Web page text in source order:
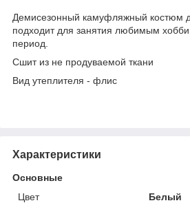
Демисезонный камуфляжный костюм
подходит для занятия любимым
период.
Сшит из не продуваемой ткани
Вид утеплителя - флис
Характеристики
Основные
Цвет
Белый